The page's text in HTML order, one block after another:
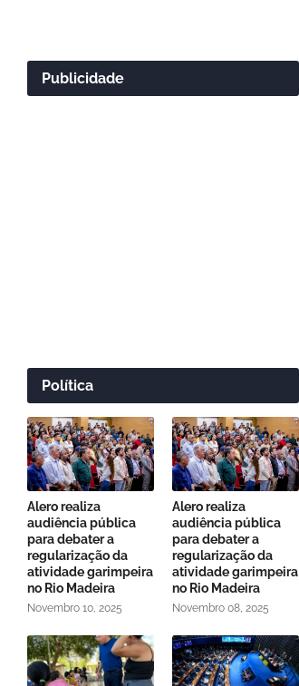
Publicidade
Política
Alero realiza
audiência pública
para debater a
regularização da
atividade garimpeira
no Rio Madeira
Novembro 10, 2025
Alero realiza
audiência pública
para debater a
regularização da
atividade garimpeira
no Rio Madeira
Novembro 08, 2025